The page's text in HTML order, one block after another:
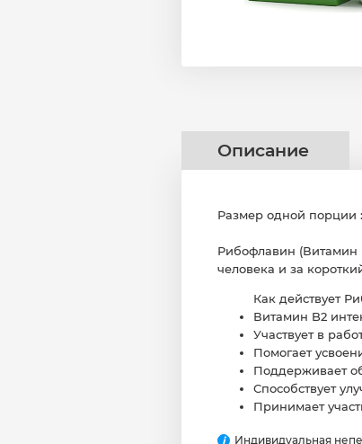
Описание
Размер одной порции
Рибофлавин (Витамин
человека и за
Как действует
Витамин B2
Участвует в
Помогает
Поддерживает
Способствует
Принимает
i Индивидуальная